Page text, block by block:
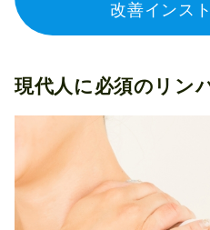
改善インス
現代人に必須のリン